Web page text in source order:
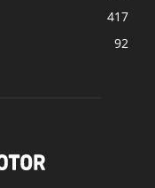
417
92